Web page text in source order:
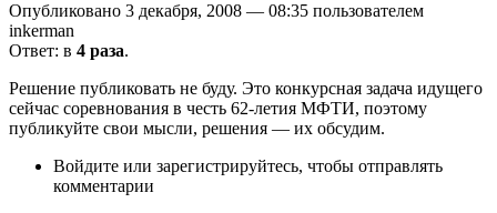
Опубликовано 3 декабря, 2008 — 08:35 пользователем
inkerman
Ответ: в 4 раза.
Решение публиковать не буду. Это конкурсная задача идущего
сейчас соревнования в честь 62-летия МФТИ, поэтому
публикуйте свои мысли, решения — их обсудим.
Войдите или зарегистрируйтесь, чтобы отправлять
комментарии